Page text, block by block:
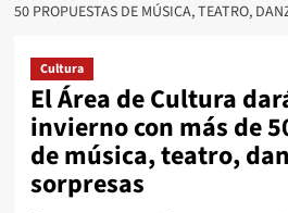
50 PROPUESTAS DE MÚSICA, TEATRO,
Cultura
El Área de Cultura
invierno con más de
de música, teatro,
sorpresas